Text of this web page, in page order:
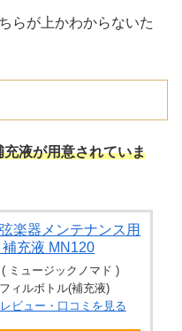
らが上かわからないた
液が用意されていま
楽器メンテナンス用
補充液 MN120
ミュージックノマド )
ィルボトル(補充液)
ビュー・口コミを見る